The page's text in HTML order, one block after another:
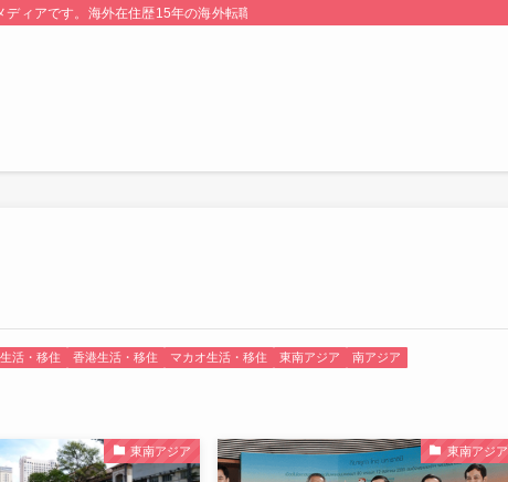
ィアです。海外在住歴15年の海外転職のプロが監修・運営しています。
活・移住 香港生活・移住 マカオ生活・移住 東南アジア 南アジア
東南アジア 東南アジア